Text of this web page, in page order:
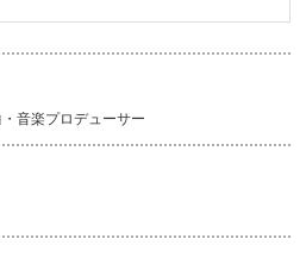
音楽プロデューサー